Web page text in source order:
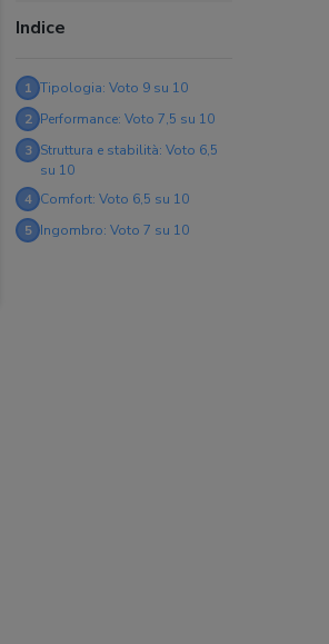
Indice
1 Tipologia: Voto 9 su 10
2 Performance: Voto 7,5 su 10
3 Struttura e stabilità: Voto 6,5
su 10
4 Comfort: Voto 6,5 su 10
5 Ingombro: Voto 7 su 10